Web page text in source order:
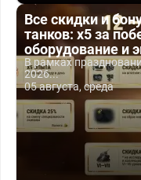
Все скидки и
танков: x5 за
оборудование и
В рамках
2026...
05 августа, среда